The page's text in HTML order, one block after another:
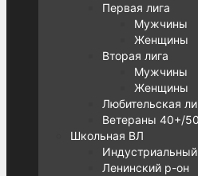
Первая лига
Мужчины
Женщины
Вторая лига
Мужчины
Женщины
Любительская
Ветераны 40+/
Школьная ВЛ
Ленинский р-он